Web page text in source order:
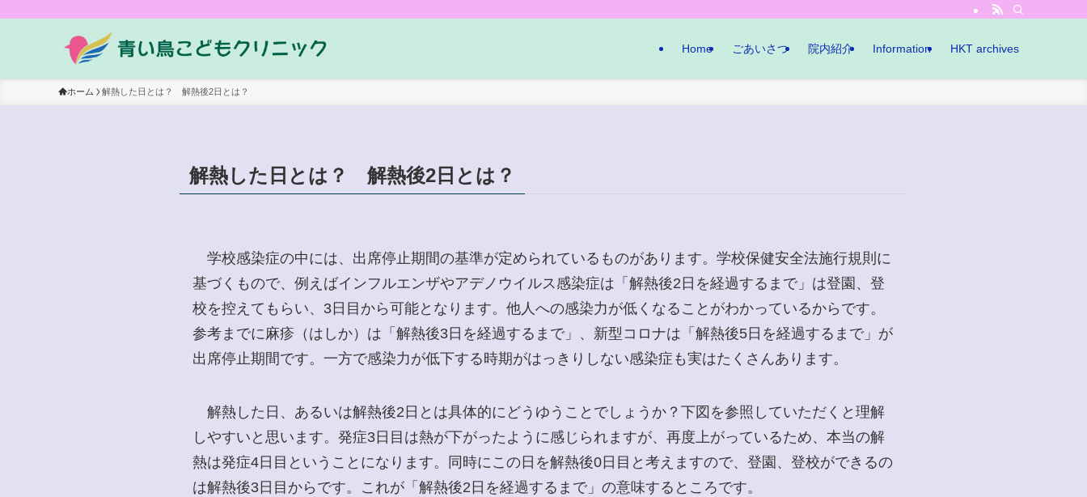
Home ごあいさつ 院内紹介 Information HKT archives
ホーム 解熱した日とは？ 解熱後2日とは？
解熱した日とは？ 解熱後2日とは？
学校感染症の中には、出席停止期間の基準が定められているものがあります。学校保健安全法施行規則に
基づくもので、例えばインフルエンザやアデノウイルス感染症は「解熱後2日を経過するまで」は登園、登
校を控えてもらい、3日目から可能となります。他人への感染力が低くなることがわかっているからです。
参考までに麻疹（はしか）は「解熱後3日を経過するまで」、新型コロナは「解熱後5日を経過するまで」が
出席停止期間です。一方で感染力が低下する時期がはっきりしない感染症も実はたくさんあります。
解熱した日、あるいは解熱後2日とは具体的にどうゆうことでしょうか？下図を参照していただくと理解
しやすいと思います。発症3日目は熱が下がったように感じられますが、再度上がっているため、本当の解
熱は発症4日目ということになります。同時にこの日を解熱後0日目と考えますので、登園、登校ができるの
は解熱後3日目からです。これが「解熱後2日を経過するまで」の意味するところです。